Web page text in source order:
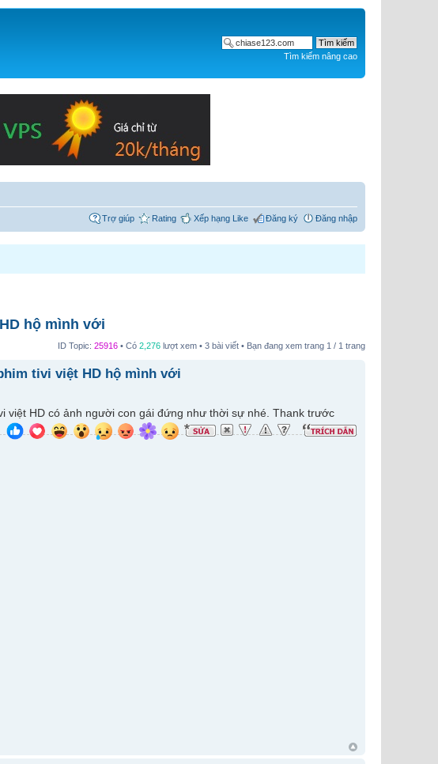
Tìm kiếm nâng cao
Trợ giúp Rating Xếp hạng Like Đăng ký Đăng nhập
hộ mình với
ID Topic: 25916 • Có 2,276 lượt xem • 3 bài viết • Bạn đang xem trang 1 / 1 trang
tivi việt HD hộ mình với
việt HD có ảnh người con gái đứng như thời sự nhé. Thank trước